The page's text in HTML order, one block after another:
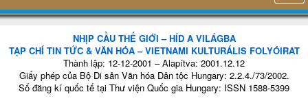
NHỊP CẦU THẾ GIỚI – HÍD A VILÁGBA
TẠP CHÍ TIN TỨC & VĂN HÓA – VIETNAMI KULTURÁLIS FOLYÓIRAT
Thành lập: 12-12-2001 – Alapítva: 2001.12.12
Giấy phép của Bộ Di sản Văn hóa Dân tộc Hungary: 2.2.4./73/2002.
Số đăng kí quốc tế tại Thư viện Quốc gia Hungary: ISSN 1588-5399